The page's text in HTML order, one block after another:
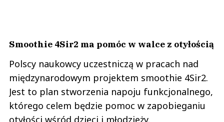
Smoothie 4Sir2 ma pomóc w walce z otyłością
Polscy naukowcy uczestniczą w pracach nad
międzynarodowym projektem smoothie 4Sir2.
Jest to plan stworzenia napoju funkcjonalnego,
którego celem będzie pomoc w zapobieganiu
otyłości wśród dzieci i młodzieży.